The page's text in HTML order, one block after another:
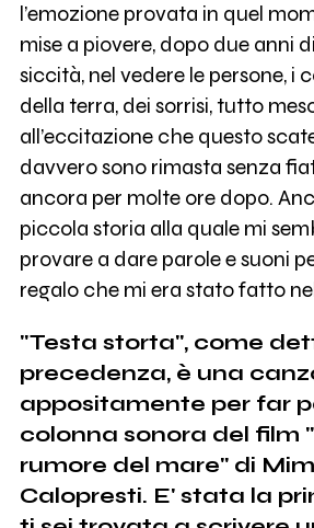
l’emozione provata in quel
mise a piovere, dopo due anni
siccità, nel vedere le persone, i
della terra, dei sorrisi, tutto
all’eccitazione che questo
davvero sono rimasta senza
ancora per molte ore dopo.
piccola storia alla quale mi
provare a dare parole e suoni
regalo che mi era stato fatto
"Testa storta", come
precedenza, è una
appositamente per far
colonna sonora del film
rumore del mare" di
Calopresti. E' stata la